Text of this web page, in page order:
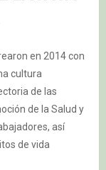
en 2014 con
cultura
de las
de la Salud y
así
de vida